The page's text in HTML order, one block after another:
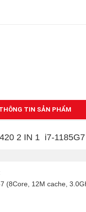
TIN SẢN PHẨM
2 IN 1 i7-1185G7
(8Core, 12M cache,